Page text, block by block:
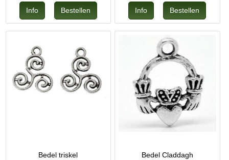
Bedel triskel Bedel Claddagh